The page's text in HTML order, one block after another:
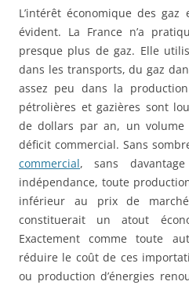
L’intérêt économique des
évident. La France n’a
presque plus de gaz. Elle
dans les transports, du gaz
assez peu dans la
pétrolières et gazières sont
de dollars par an, un
déficit commercial. Sans
commercial, sans
indépendance, toute
inférieur au prix de
constituerait un atout
Exactement comme toute
réduire le coût de ces
ou production d’énergies